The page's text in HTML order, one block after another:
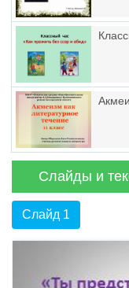
Слайды и
Слайд 1